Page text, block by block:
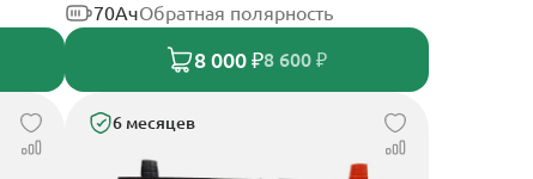
70АчОбратная полярность
8 000 ₽8 600 ₽
6 месяцев